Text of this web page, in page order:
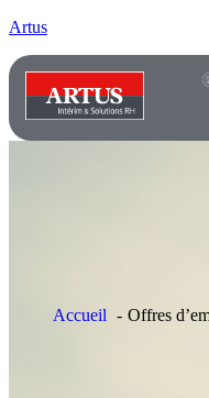
Artus
Accueil Offres